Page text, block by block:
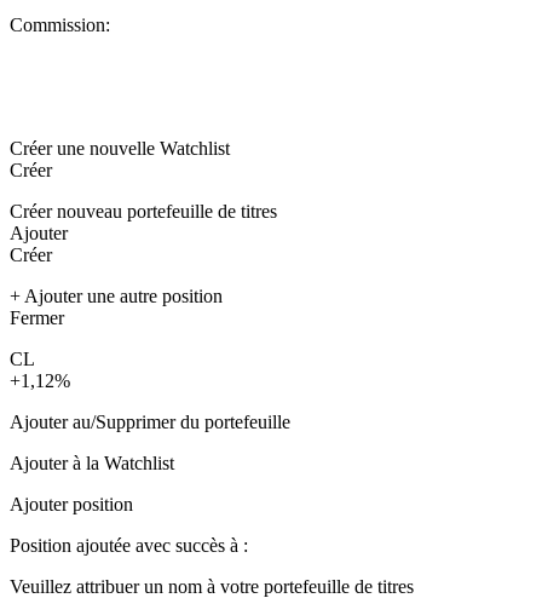
Commission:
Créer une nouvelle Watchlist
Créer
Créer nouveau portefeuille de titres
Ajouter
Créer
+ Ajouter une autre position
Fermer
CL
+1,12%
Ajouter au/Supprimer du portefeuille
Ajouter à la Watchlist
Ajouter position
Position ajoutée avec succès à :
Veuillez attribuer un nom à votre portefeuille de titres